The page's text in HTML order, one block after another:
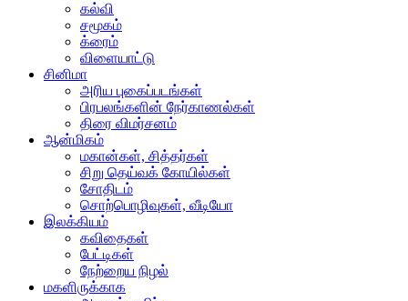
கல்வி
சமூகம்
க்ரைம்
விளையாட்டு
சினிமா
அரிய புகைப்படங்கள்
பிரபலங்களின் நேர்காணல்கள்
திரை விமர்சனம்
ஆன்மிகம்
மகான்கள், சித்தர்கள்
சிறு தெய்வக் கோயில்கள்
சோதிடம்
சொற்பொழிவுகள், வீடியோ
இலக்கியம்
கவிதைகள்
பேட்டிகள்
நேற்றைய நிழல்
மகளிருக்காக